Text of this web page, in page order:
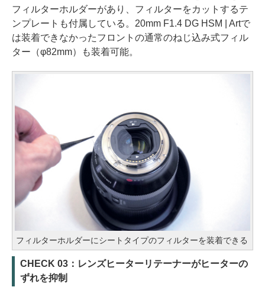
フィルターホルダーがあり、フィルターをカットするテ
ンプレートも付属している。20mm F1.4 DG HSM | Artで
は装着できなかったフロントの通常のねじ込み式フィル
ター（φ82mm）も装着可能。
フィルターホルダーにシートタイプのフィルターを装着できる
CHECK 03：レンズヒーターリテーナーがヒーターの
ずれを抑制